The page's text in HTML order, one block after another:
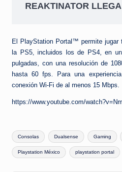
REAKTINATOR
El PlayStation Portal™ permite
la PS5, incluidos los de PS4, en
pulgadas, con una resolución de
hasta 60 fps. Para una
conexión Wi-Fi de al menos 15 Mbps.
https://www.youtube.com/
Etiquetas:
Consolas Dualsense Gaming
Playstation México playstation portal